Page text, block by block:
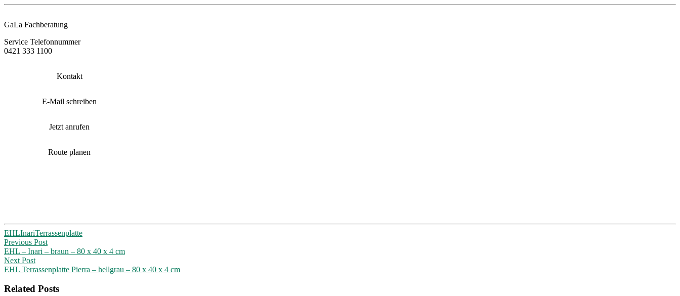
GaLa Fachberatung
Service Telefonnummer
0421 333 1100
Kontakt
E-Mail schreiben
Jetzt anrufen
Route planen
EHLInariTerrassenplatte
Post
navigation
Previous Post
EHL – Inari – braun – 80 x 40 x 4 cm
Next Post
EHL Terrassenplatte Pierra – hellgrau – 80 x 40 x 4 cm
Related Posts